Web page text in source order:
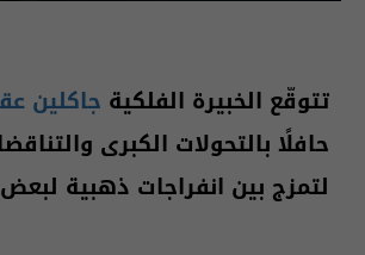
تتوقّع الخبيرة الفلكية جاكلين
حافلًا بالتحولات الكبرى
لتمزج بين انفراجات ذهبية